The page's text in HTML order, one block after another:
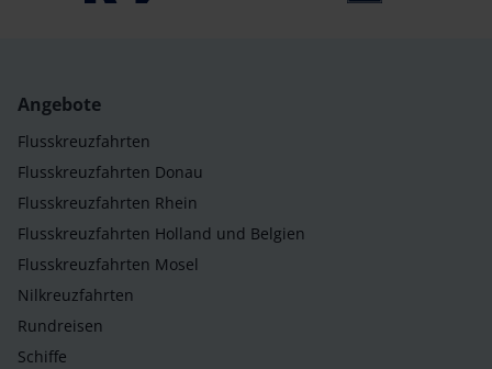
Angebote
Flusskreuzfahrten
Flusskreuzfahrten Donau
Flusskreuzfahrten Rhein
Flusskreuzfahrten Holland und Belgien
Flusskreuzfahrten Mosel
Nilkreuzfahrten
Rundreisen
Schiffe